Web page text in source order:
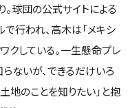
球団の公式サイトによる
行われ、高木は「メキシ
クしている。一生懸命プレ
ないが、できるだけいろ
地のことを知りたい」と抱